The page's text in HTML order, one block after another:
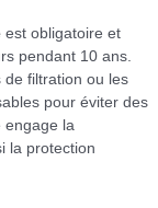
est obligatoire et
pendant 10 ans.
de filtration ou les
pour éviter des
engage la
la protection